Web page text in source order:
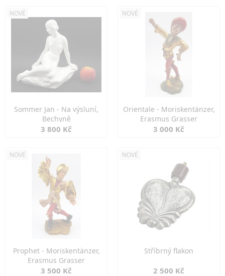
NOVÉ
Sommer Jan - Na výsluní,
Bechyně
3 800 Kč
NOVÉ
Orientale - Moriskentänzer,
Erasmus Grasser
3 000 Kč
NOVÉ
Prophet - Moriskentänzer,
Erasmus Grasser
3 500 Kč
NOVÉ
Stříbrný flakon
2 500 Kč